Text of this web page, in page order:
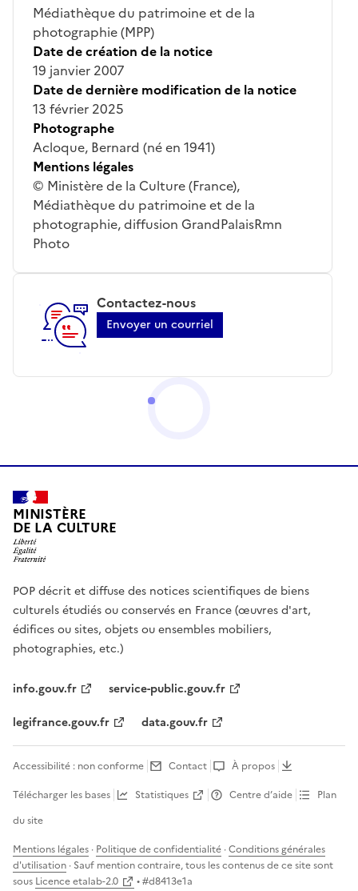
Médiathèque du patrimoine et de la
photographie (MPP)
Date de création de la notice
19 janvier 2007
Date de dernière modification de la notice
13 février 2025
Photographe
Acloque, Bernard (né en 1941)
Mentions légales
© Ministère de la Culture (France),
Médiathèque du patrimoine et de la
photographie, diffusion GrandPalaisRmn
Photo
Contactez-nous
Envoyer un courriel
MINISTÈRE
DE LA CULTURE
POP décrit et diffuse des notices scientifiques de biens
culturels étudiés ou conservés en France (œuvres d'art,
édifices ou sites, objets ou ensembles mobiliers,
photographies, etc.)
info.gouv.fr
service-public.gouv.fr
legifrance.gouv.fr
data.gouv.fr
Accessibilité : non conforme Contact
À propos
Télécharger les bases
Statistiques Centre d’aide
Plan
du site
Mentions légales · Politique de confidentialité ·Conditions générales
d'utilisation · Sauf mention contraire, tous les contenus de ce site sont
sous Licence etalab-2.0 • #d8413e1a